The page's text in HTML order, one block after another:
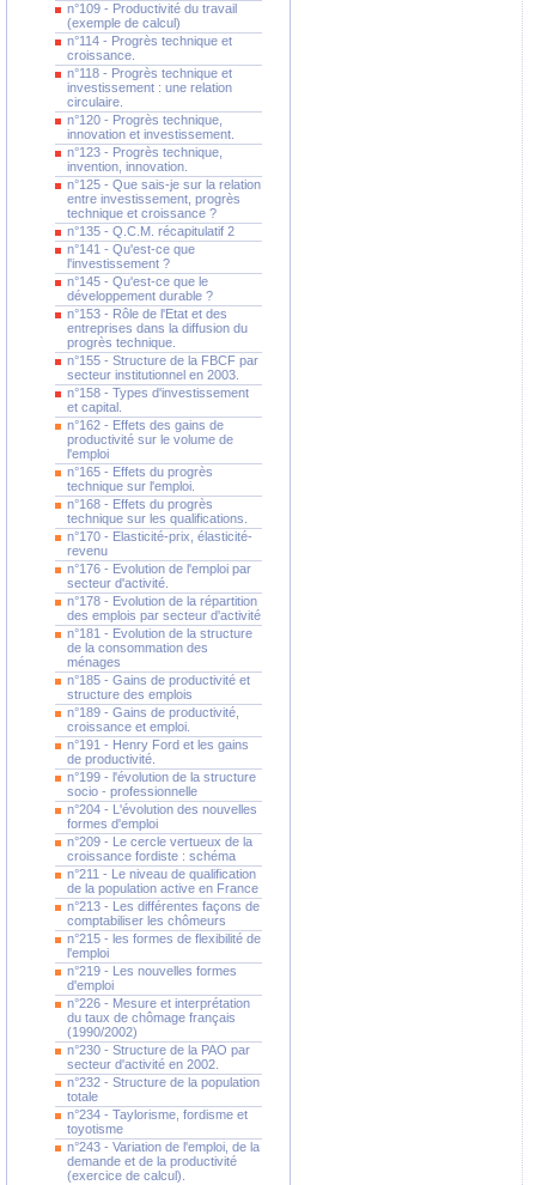
n°109 - Productivité du travail
(exemple de calcul)
n°114 - Progrès technique et
croissance.
n°118 - Progrès technique et
investissement : une relation
circulaire.
n°120 - Progrès technique,
innovation et investissement.
n°123 - Progrès technique,
invention, innovation.
n°125 - Que sais-je sur la relation
entre investissement, progrès
technique et croissance ?
n°135 - Q.C.M. récapitulatif 2
n°141 - Qu'est-ce que
l'investissement ?
n°145 - Qu'est-ce que le
développement durable ?
n°153 - Rôle de l'Etat et des
entreprises dans la diffusion du
progrès technique.
n°155 - Structure de la FBCF par
secteur institutionnel en 2003.
n°158 - Types d'investissement
et capital.
n°162 - Effets des gains de
productivité sur le volume de
l'emploi
n°165 - Effets du progrès
technique sur l'emploi.
n°168 - Effets du progrès
technique sur les qualifications.
n°170 - Elasticité-prix, élasticité-
revenu
n°176 - Evolution de l'emploi par
secteur d'activité.
n°178 - Evolution de la répartition
des emplois par secteur d'activité
n°181 - Evolution de la structure
de la consommation des
ménages
n°185 - Gains de productivité et
structure des emplois
n°189 - Gains de productivité,
croissance et emploi.
n°191 - Henry Ford et les gains
de productivité.
n°199 - l'évolution de la structure
socio - professionnelle
n°204 - L'évolution des nouvelles
formes d'emploi
n°209 - Le cercle vertueux de la
croissance fordiste : schéma
n°211 - Le niveau de qualification
de la population active en France
n°213 - Les différentes façons de
comptabiliser les chômeurs
n°215 - les formes de flexibilité de
l'emploi
n°219 - Les nouvelles formes
d'emploi
n°226 - Mesure et interprétation
du taux de chômage français
(1990/2002)
n°230 - Structure de la PAO par
secteur d'activité en 2002.
n°232 - Structure de la population
totale
n°234 - Taylorisme, fordisme et
toyotisme
n°243 - Variation de l'emploi, de la
demande et de la productivité
(exercice de calcul).